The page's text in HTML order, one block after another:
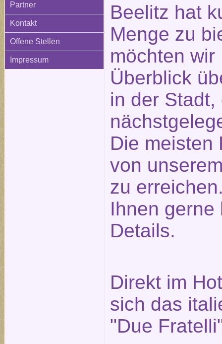
Partner
Kontakt
Offene Stellen
Impressum
Beelitz hat
Menge zu
möchten
Überblick
in der
Die meisten
von
zu
Ihnen gerne
Details.
Direkt im
sich das
"Due